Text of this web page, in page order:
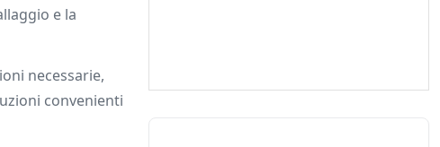
e la
necessarie,
convenienti